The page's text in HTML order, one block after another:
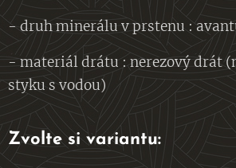
- druh minerálu v prstenu :
- materiál drátu : nerezový drát
styku s vodou)
Zvolte si variantu: